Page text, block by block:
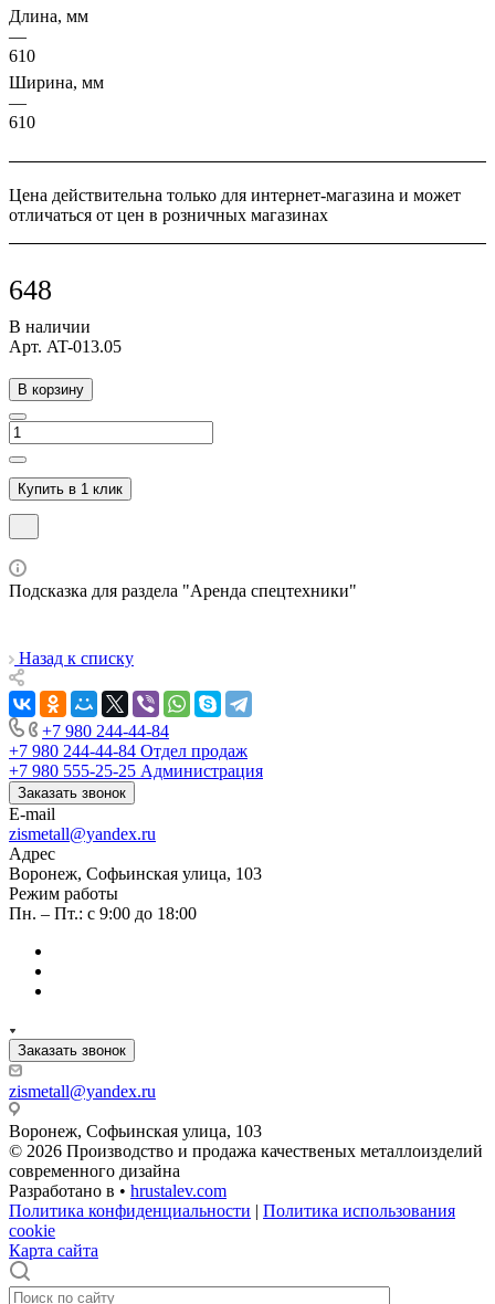
Длина, мм
—
610
Ширина, мм
—
610
Цена действительна только для интернет-магазина и может
отличаться от цен в розничных магазинах
648
В наличии
Арт. AT-013.05
В корзину
Купить в 1 клик
Подсказка для раздела "Аренда спецтехники"
Назад к списку
+7 980 244-44-84
+7 980 244-44-84 Отдел продаж
+7 980 555-25-25 Администрация
Заказать звонок
E-mail
zismetall@yandex.ru
Адрес
Воронеж, Софьинская улица, 103
Режим работы
Пн. – Пт.: с 9:00 до 18:00
Заказать звонок
zismetall@yandex.ru
Воронеж, Софьинская улица, 103
© 2026 Производство и продажа качественых металлоизделий
современного дизайна
Разработано в • hrustalev.com
Политика конфиденциальности | Политика использования
cookie
Карта сайта